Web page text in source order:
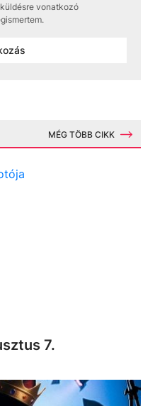
vonatkozó
MÉG TÖBB CIKK
7.